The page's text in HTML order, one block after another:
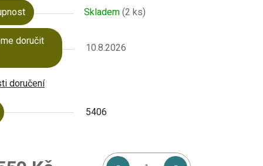
Skladem (2 ks)
doručit
10.8.2026
doručení
5406